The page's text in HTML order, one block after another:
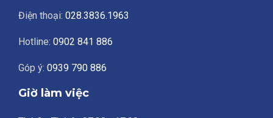
Điện thoại: 028.3836.1963
Hotline: 0902 841 886
Góp ý: 0939 790 886
Giờ làm việc